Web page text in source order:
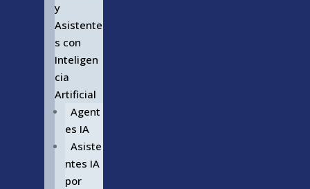
y
Asistente
s con
Inteligen
cia
Artificial
Agent
es IA
Asiste
ntes IA
por